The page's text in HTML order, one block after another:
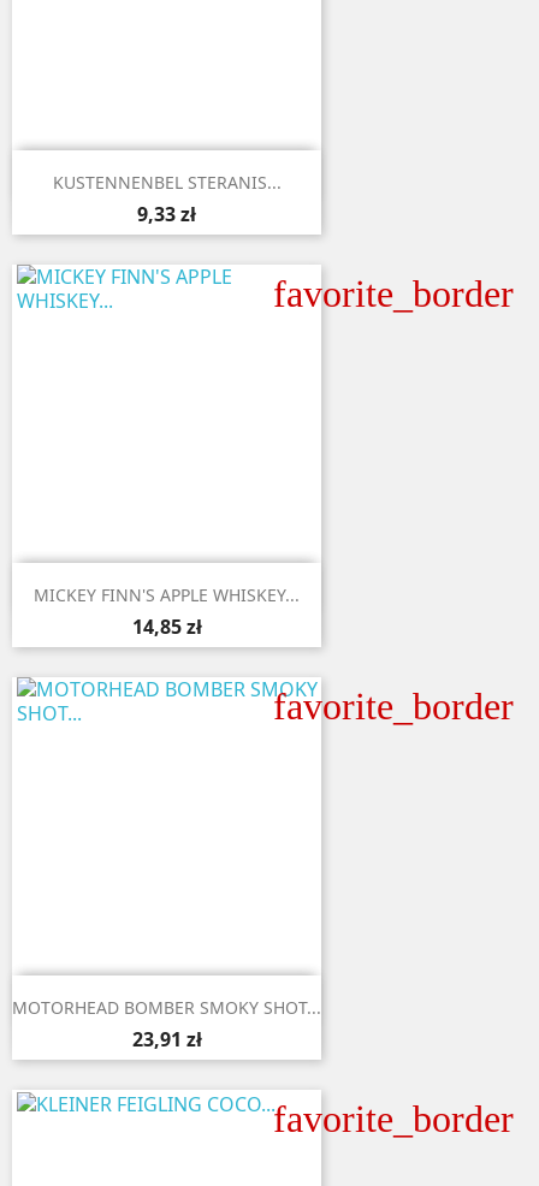
 Aperçu rapide
KUSTENNENBEL STERANIS...
9,33 zł
favorite_border
 Aperçu rapide
MICKEY FINN'S APPLE WHISKEY...
14,85 zł
favorite_border
 Aperçu rapide
MOTORHEAD BOMBER SMOKY SHOT...
23,91 zł
favorite_border